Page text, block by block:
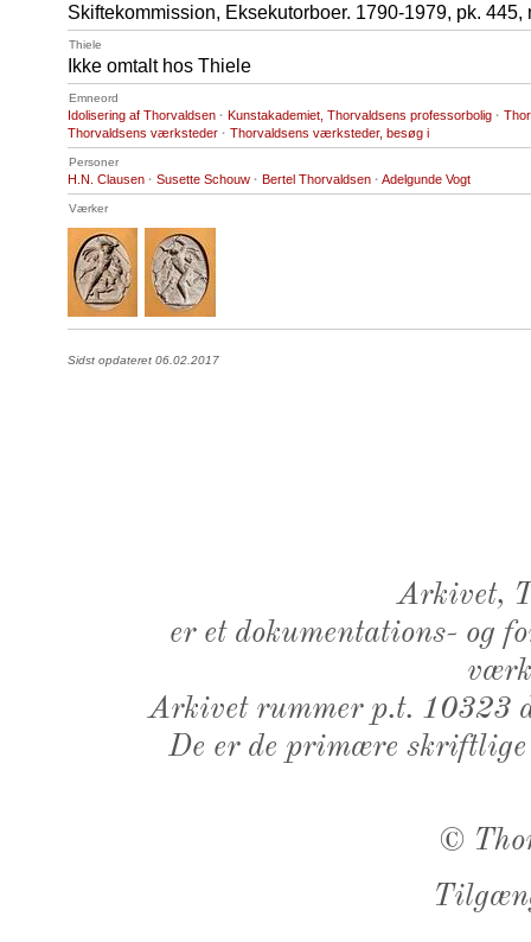
Skiftekommission, Eksekutorboer. 1790-1979, pk. 445,
Thiele
Ikke omtalt hos Thiele
Emneord
Idolisering af Thorvaldsen · Kunstakademiet, Thorvaldsens professorbolig ·
Thorvaldsens værksteder · Thorvaldsens værksteder, besøg i
Personer
H.N. Clausen · Susette Schouw · Bertel Thorvaldsen · Adelgunde Vogt
Værker
Sidst opdateret 06.02.2017
Arkivet,
er et dokumentations- og
Arkivet rummer p.t. 10323
De er de primære
©